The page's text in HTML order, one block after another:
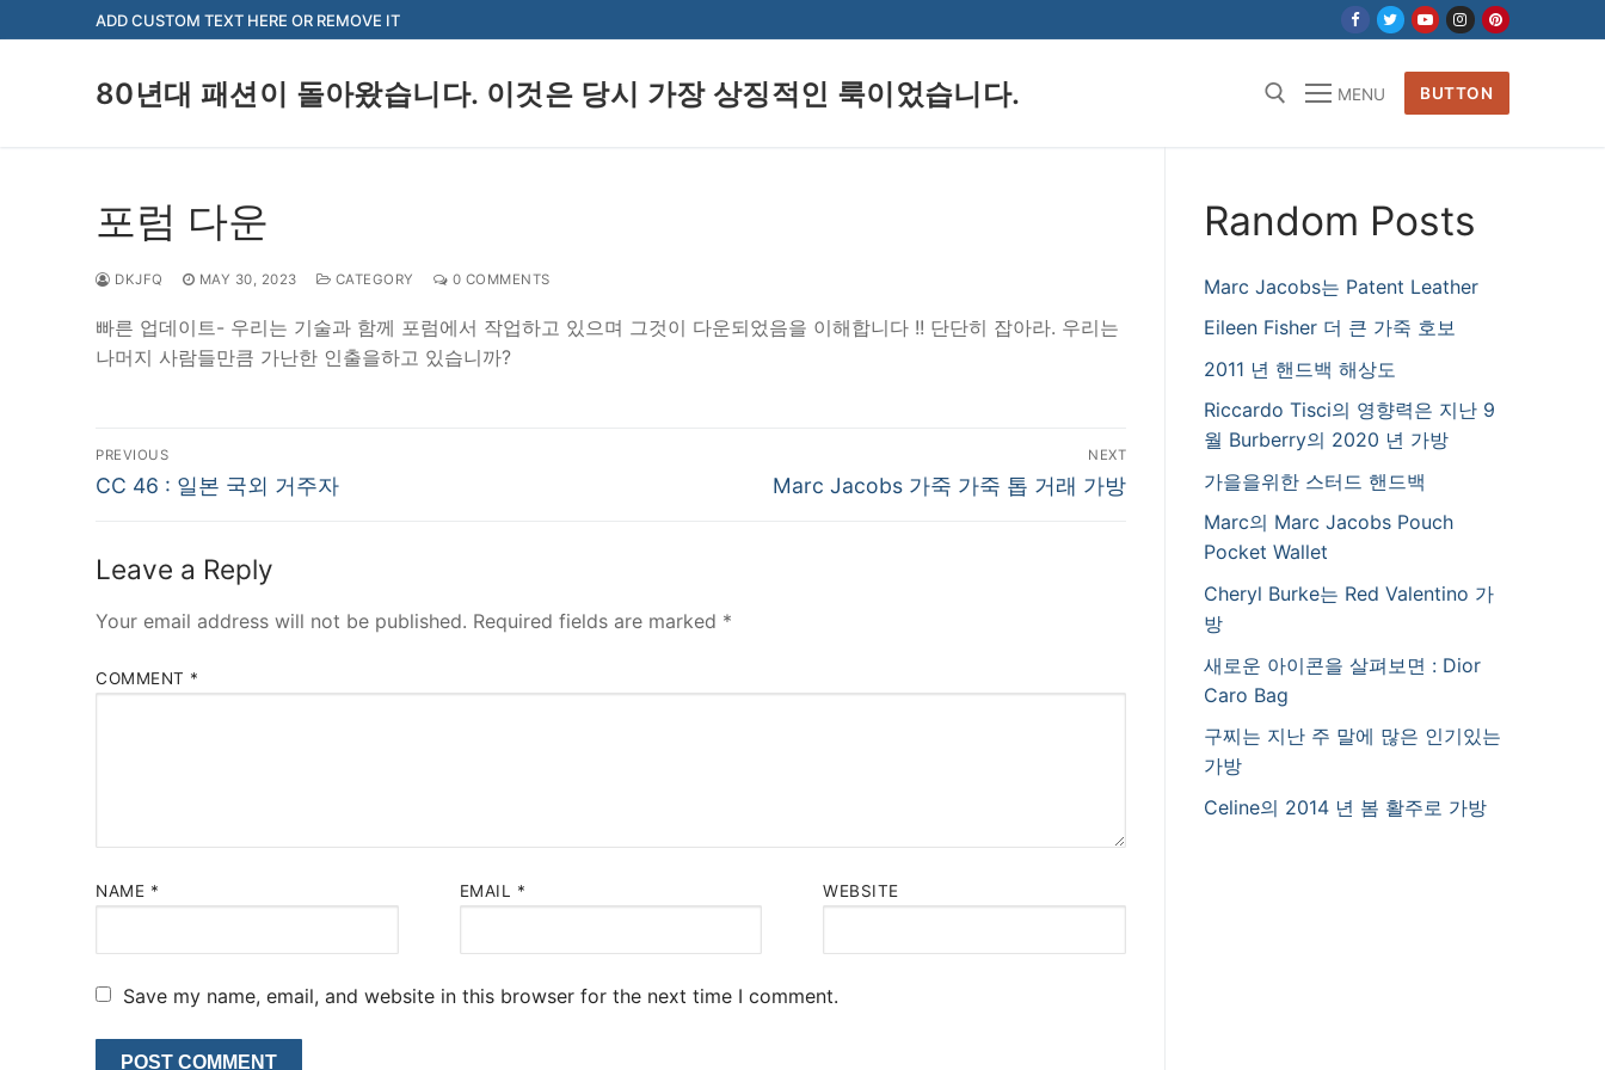
to
ADD CUSTOM TEXT HERE OR REMOVE IT
80년대 패션이 돌아왔습니다. 이것은 당시 가장 상징적인 룩이었습니다. MENU BUTTON
포럼 다운
DKJFQ MAY 30, 2023 CATEGORY 0 COMMENTS
빠른 업데이트- 우리는 기술과 함께 포럼에서 작업하고 있으며 그것이 다운되었음을 이해합니다 !! 단단히 잡아라. 우리는
나머지 사람들만큼 가난한 인출을하고 있습니까?
Post
navigation
PREVIOUS
Previous
CC 46 : 일본 국외 거주자
NEXT
Next
Marc Jacobs 가죽 가죽 톱 거래 가방
Leave a Reply
Your email address will not be published. Required fields are marked *
COMMENT *
NAME * EMAIL * WEBSITE
Save my name, email, and website in this browser for the next time I comment.
Random Posts
Marc Jacobs는 Patent Leather
Eileen Fisher 더 큰 가죽 호보
2011 년 핸드백 해상도
Riccardo Tisci의 영향력은 지난 9
월 Burberry의 2020 년 가방
가을을위한 스터드 핸드백
Marc의 Marc Jacobs Pouch
Pocket Wallet
Cheryl Burke는 Red Valentino 가
방
새로운 아이콘을 살펴보면 : Dior
Caro Bag
구찌는 지난 주 말에 많은 인기있는
가방
Celine의 2014 년 봄 활주로 가방